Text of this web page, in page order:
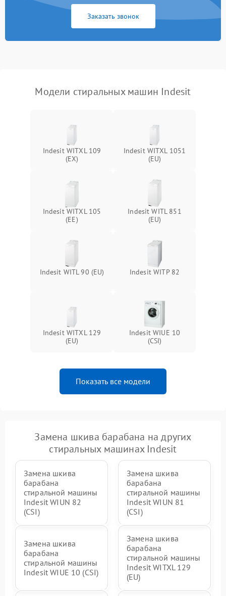
Заказать звонок
Модели стиральных машин Indesit
Indesit WITXL 109
(EX)
Indesit WITXL 1051
(EU)
Indesit WITXL 105
(EE)
Indesit WITL 851
(EU)
Indesit WITL 90 (EU) Indesit WITP 82
Indesit WITXL 129
(EU)
Indesit WIUE 10
(CSI)
Показать все модели
Замена шкива барабана на других
стиральных машинах Indesit
Замена шкива
барабана
стиральной машины
Indesit WIUN 82
(CSI)
Замена шкива
барабана
стиральной машины
Indesit WIUN 81
(CSI)
Замена шкива
барабана
стиральной машины
Indesit WIUE 10 (CSI)
Замена шкива
барабана
стиральной машины
Indesit WITXL 129
(EU)